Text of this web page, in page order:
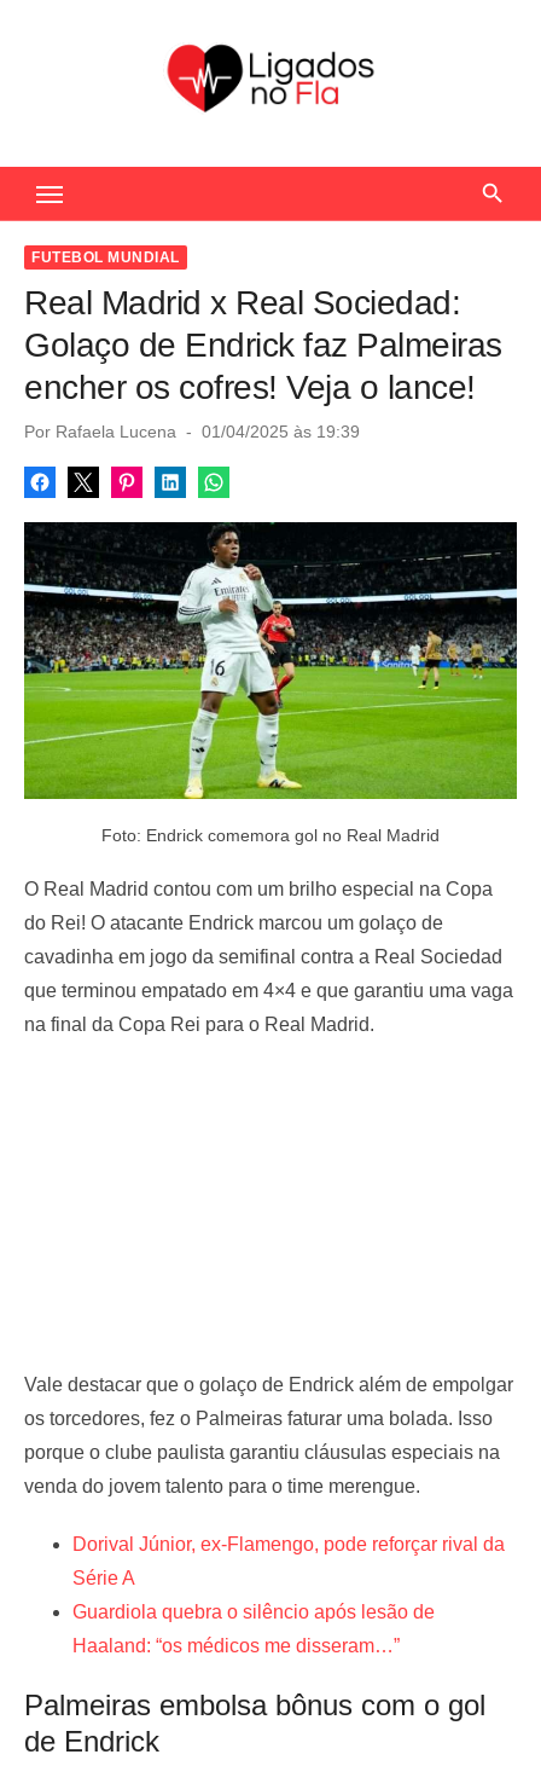
c
FUTEBOL MUNDIAL
Real Madrid x Real Sociedad:
Golaço de Endrick faz Palmeiras
encher os cofres! Veja o lance!
Por Rafaela Lucena
P
s
t
d
o
n
01/04/2025 às 19:39
Foto: Endrick comemora gol no Real Madrid
O Real Madrid contou com um brilho especial na Copa
do Rei! O atacante Endrick marcou um golaço de
cavadinha em jogo da semifinal contra a Real Sociedad
que terminou empatado em 4×4 e que garantiu uma vaga
na final da Copa Rei para o Real Madrid.
Vale destacar que o golaço de Endrick além de empolgar
os torcedores, fez o Palmeiras faturar uma bolada. Isso
porque o clube paulista garantiu cláusulas especiais na
venda do jovem talento para o time merengue.
Dorival Júnior, ex-Flamengo, pode reforçar rival da
Série A
Guardiola quebra o silêncio após lesão de
Haaland: “os médicos me disseram…”
Palmeiras embolsa bônus com o gol
de Endrick